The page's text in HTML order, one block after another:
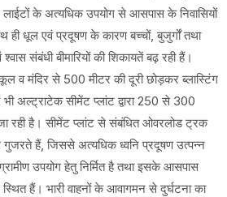
लाईटों के अत्यधिक उपयोग से आसपास के निवासियों
ही धूल एवं प्रदूषण के कारण बच्चों, बुजुर्गों तथा
संबंधी बीमारियों की शिकायतें बढ़ रही हैं।
व मंदिर से 500 मीटर की दूरी छोड़कर ब्लास्टिंग
अल्ट्राटेक सीमेंट प्लांट द्वारा 250 से 300
जा रही है। सीमेंट प्लांट से संबंधित ओवरलोड ट्रक
गुजरते हैं, जिससे अत्यधिक ध्वनि प्रदूषण उत्पन्न
उपयोग हेतु निर्मित है तथा इसके आसपास
हैं। भारी वाहनों के आवागमन से दुर्घटना का